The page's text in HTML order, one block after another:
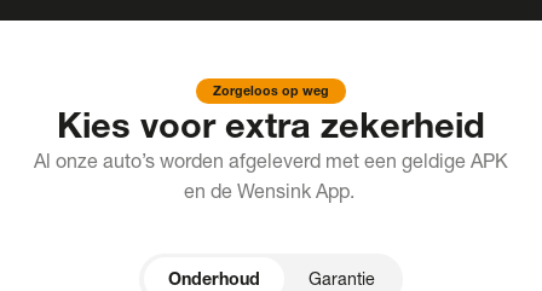
Zorgeloos op weg
Kies voor extra zekerheid
Al onze auto’s worden afgeleverd met een geldige APK
en de Wensink App.
Onderhoud Garantie